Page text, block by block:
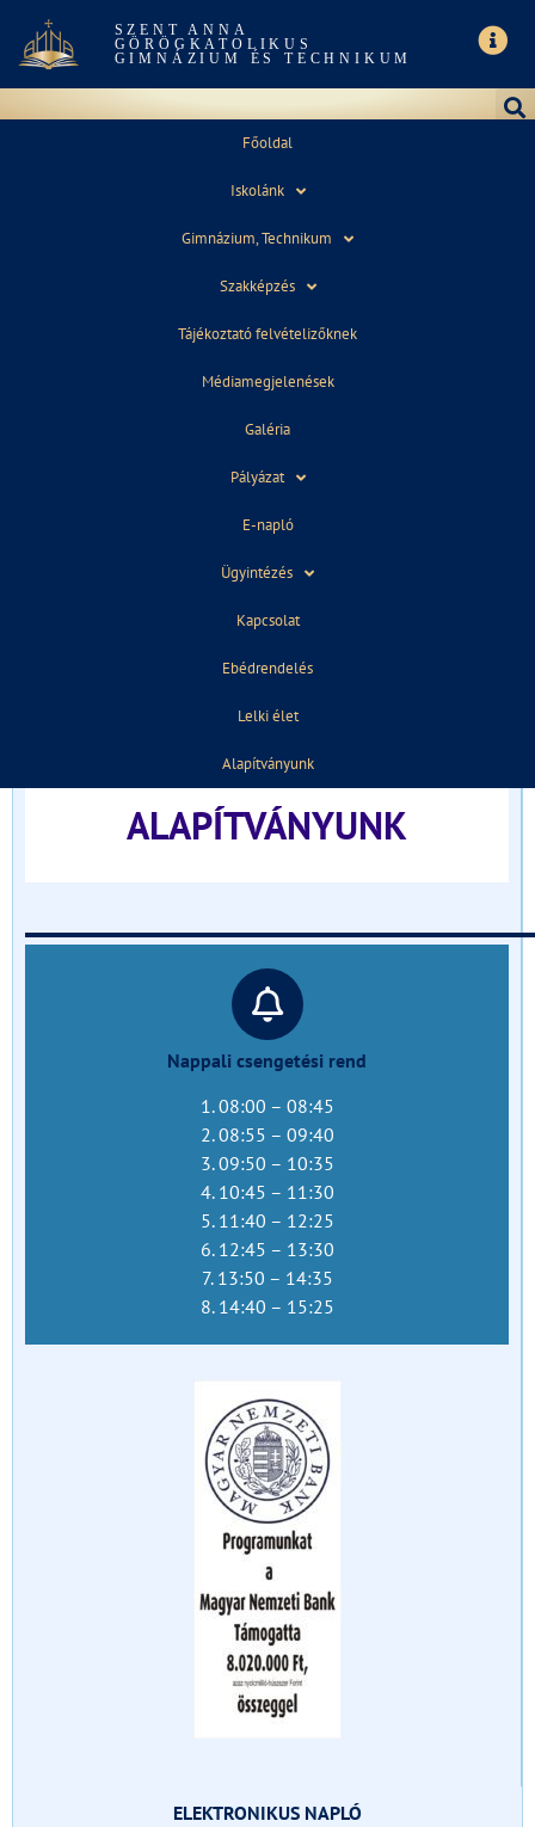
SZENT ANNA
GÖRÖGKATOLIKUS
GIMNÁZIUM ÉS TECHNIKUM
Főoldal
Iskolánk
Gimnázium, Technikum
Szakképzés
Tájékoztató felvételizőknek
Médiamegjelenések
Galéria
Pályázat
E-napló
Ügyintézés
Kapcsolat
Ebédrendelés
Lelki élet
Alapítványunk
ÚJABB NYERT PÁLYÁZAT!
TÁJÉKOZTATÓ FELVÉTELIZŐKNEK
ALAPÍTVÁNYUNK
Nappali csengetési rend
1. 08:00 – 08:45
2. 08:55 – 09:40
3. 09:50 – 10:35
4. 10:45 – 11:30
5. 11:40 – 12:25
6. 12:45 – 13:30
7. 13:50 – 14:35
8. 14:40 – 15:25
ELEKTRONIKUS NAPLÓ